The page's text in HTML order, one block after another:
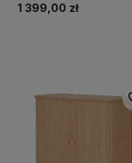
1 399,00 zł